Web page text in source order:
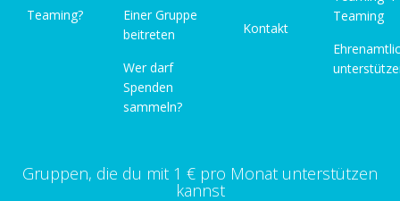
Teaming?
Einer Gruppe
beitreten
Wer darf
Spenden
sammeln?
Kontakt
Teaming
Gruppen, die du mit 1 € pro Monat unterstützen
kannst